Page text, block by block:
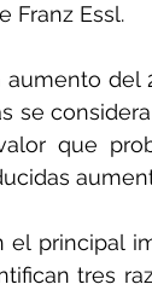
Franz Essl.
se
que
el principal
tres